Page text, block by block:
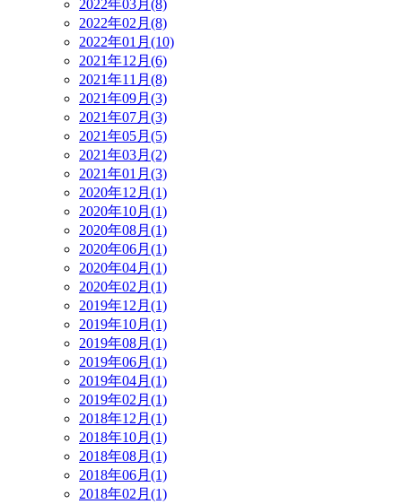
2022年03月(8)
2022年02月(8)
2022年01月(10)
2021年12月(6)
2021年11月(8)
2021年09月(3)
2021年07月(3)
2021年05月(5)
2021年03月(2)
2021年01月(3)
2020年12月(1)
2020年10月(1)
2020年08月(1)
2020年06月(1)
2020年04月(1)
2020年02月(1)
2019年12月(1)
2019年10月(1)
2019年08月(1)
2019年06月(1)
2019年04月(1)
2019年02月(1)
2018年12月(1)
2018年10月(1)
2018年08月(1)
2018年06月(1)
2018年02月(1)